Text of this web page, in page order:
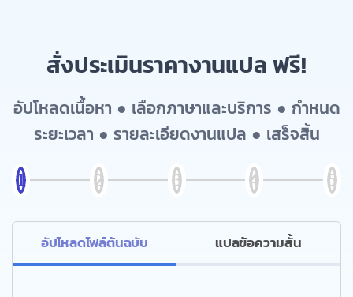
สั่งประเมินราคางานแปล ฟรี!
อัปโหลดเนื้อหา ● เลือกภาษาและบริการ ● กำหนด
ระยะเวลา ● รายละเอียดงานแปล ● เสร็จสิ้น
อัปโหลดไฟล์ต้นฉบับ แปลข้อความสั้น